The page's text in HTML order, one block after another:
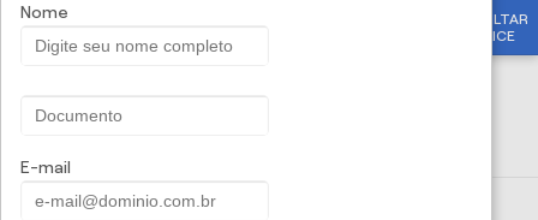
CONSULTAR
APÓLICE
Nome
E-mail